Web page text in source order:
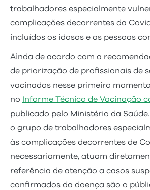
trabalhadores especialmente
complicações decorrentes da
incluídos os idosos e as pessoas
Ainda de acordo com a
de priorização de profissionais de
vacinados nesse primeiro
no Informe Técnico de Vacinação
publicado pelo Ministério da
o grupo de trabalhadores
às complicações decorrentes de
necessariamente, atuam
referência de atenção a casos
confirmados da doença são o